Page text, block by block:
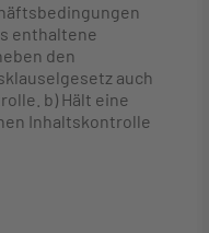
enthaltene
den
auch
b) Hält eine
Inhaltskontrolle